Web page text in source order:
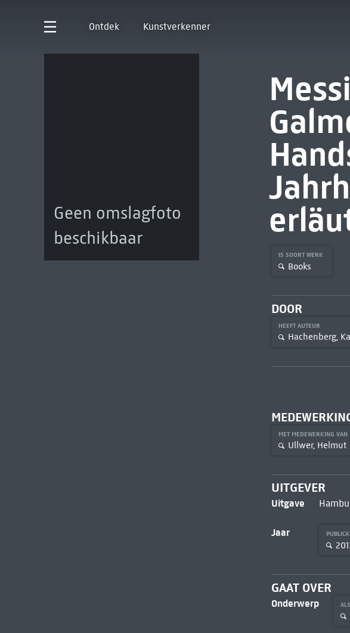
Ontdek Kunstverkenner
Geen omslagfoto
beschikbaar
IS SOORT WERK
Books
DOOR
HEEFT AUTEUR
Hachenberg,
MET MEDEWERKING VAN
Ullwer, Helmut
UITGEVER
Uitgave
Jaar
GAAT OVER
Onderwerp